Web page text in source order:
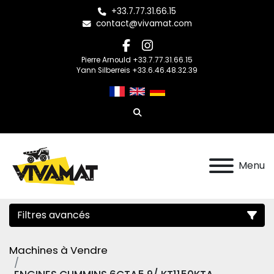
+33.7.77.31.66.15
contact@vivamat.com
facebook
instagram
Pierre Arnould +33.7.77.31.66.15
Yann Silberreis +33.6.46.48.32.39
Rechercher
Menu
Filtres avancés
Catégorie
Machines à Vendre